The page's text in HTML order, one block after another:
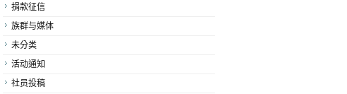
捐款征信
族群与媒体
未分类
活动通知
社员投稿